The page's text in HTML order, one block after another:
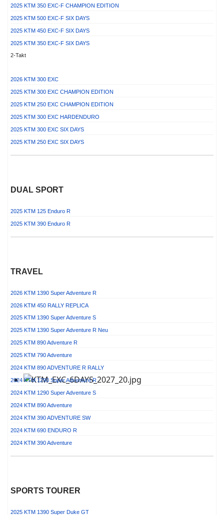
2025 KTM 350 EXC-F CHAMPION EDITION
2025 KTM 500 EXC-F SIX DAYS
2025 KTM 450 EXC-F SIX DAYS
2025 KTM 350 EXC-F SIX DAYS
2-Takt
2026 KTM 300 EXC
2025 KTM 300 EXC CHAMPION EDITION
2025 KTM 250 EXC CHAMPION EDITION
2025 KTM 300 EXC HARDENDURO
2025 KTM 300 EXC SIX DAYS
2025 KTM 250 EXC SIX DAYS
DUAL SPORT
2025 KTM 125 Enduro R
2025 KTM 390 Enduro R
TRAVEL
2026 KTM 1390 Super Adventure R
2026 KTM 450 RALLY REPLICA
2025 KTM 1390 Super Adventure S
2025 KTM 1390 Super Adventure R Neu
2025 KTM 890 Adventure R
2025 KTM 790 Adventure
2024 KTM 890 ADVENTURE R RALLY
2024 KTM 1290 Super Adventure R
2024 KTM 1290 Super Adventure S
2024 KTM 890 Adventure
2024 KTM 390 ADVENTURE SW
2024 KTM 690 ENDURO R
2024 KTM 390 Adventure
SPORTS TOURER
2025 KTM 1390 Super Duke GT